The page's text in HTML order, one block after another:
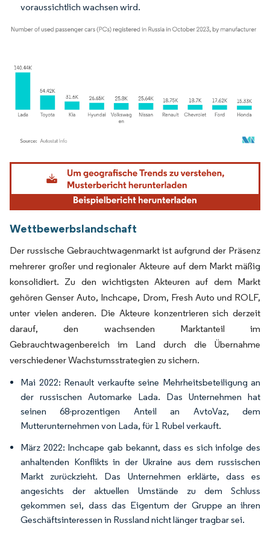
voraussichtlich wachsen wird.
Bild © Mordor Intelligence. Wiederverwendung erfordert Namensnennung gemäß
Wettbewerbslandschaft
Der russische Gebrauchtwagenmarkt ist aufgrund der Präsenz
mehrerer großer und regionaler Akteure auf dem Markt mäßig
konsolidiert. Zu den wichtigsten Akteuren auf dem Markt
gehören Genser Auto, Inchcape, Drom, Fresh Auto und ROLF,
unter vielen anderen. Die Akteure konzentrieren sich derzeit
darauf, den wachsenden Marktanteil im
Gebrauchtwagenbereich im Land durch die Übernahme
verschiedener Wachstumsstrategien zu sichern.
Mai 2022: Renault verkaufte seine Mehrheitsbeteiligung an
der russischen Automarke Lada. Das Unternehmen hat
seinen 68-prozentigen Anteil an AvtoVaz, dem
Mutterunternehmen von Lada, für 1 Rubel verkauft.
März 2022: Inchcape gab bekannt, dass es sich infolge des
anhaltenden Konflikts in der Ukraine aus dem russischen
Markt zurückzieht. Das Unternehmen erklärte, dass es
angesichts der aktuellen Umstände zu dem Schluss
gekommen sei, dass das Eigentum der Gruppe an ihren
Geschäftsinteressen in Russland nicht länger tragbar sei.